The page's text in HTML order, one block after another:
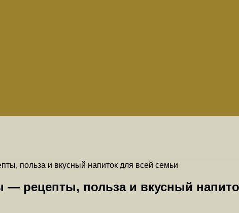
польза и вкусный напиток для всей семьи
— рецепты, польза и вкусный